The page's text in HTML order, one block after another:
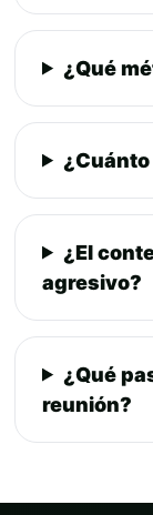
¿Qué
¿El
agresivo?
¿Qué
reunión?